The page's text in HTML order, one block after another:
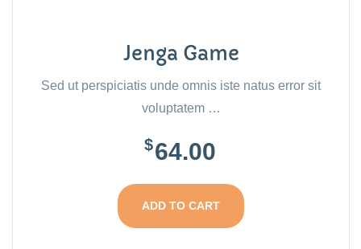
Jenga Game
Sed ut perspiciatis unde omnis iste natus error sit
voluptatem …
$64.00
ADD TO CART